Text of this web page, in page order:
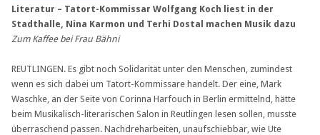
Literatur – Tatort-Kommissar Wolfgang Koch liest in der
Stadthalle, Nina Karmon und Terhi Dostal machen Musik dazu
Zum Kaffee bei Frau Bähni
REUTLINGEN. Es gibt noch Solidarität unter den Menschen, zumindest
wenn es sich dabei um Tatort-Kommissare handelt. Der eine, Mark
Waschke, an der Seite von Corinna Harfouch in Berlin ermittelnd, hätte
beim Musikalisch-literarischen Salon in Reutlingen lesen sollen, musste
überraschend passen. Nachdreharbeiten, unaufschiebbar, wie Ute